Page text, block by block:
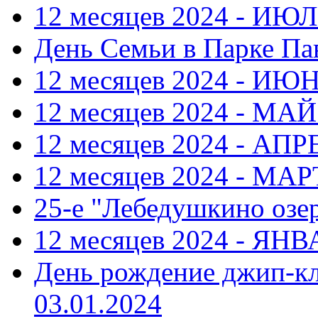
12 месяцев 2024 -
День Семьи в Парке
12 месяцев 2024 -
12 месяцев 2024 - МАЙ
12 месяцев 2024 -
12 месяцев 2024 -
25-е "Лебедушкино
12 месяцев 2024 -
День рождение джип-
03.01.2024